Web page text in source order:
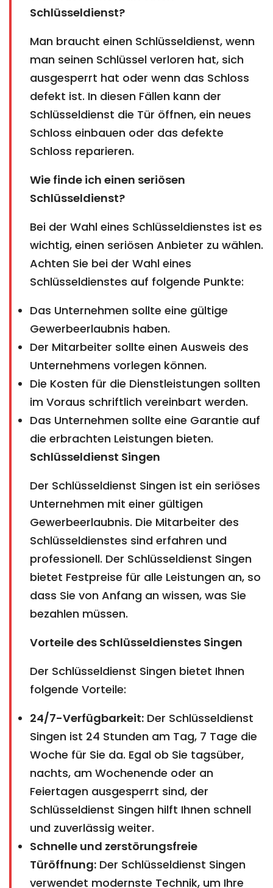
Schlüsseldienst?
Man braucht einen Schlüsseldienst, wenn
man seinen Schlüssel verloren hat, sich
ausgesperrt hat oder wenn das Schloss
defekt ist. In diesen Fällen kann der
Schlüsseldienst die Tür öffnen, ein neues
Schloss einbauen oder das defekte
Schloss reparieren.
Wie finde ich einen seriösen
Schlüsseldienst?
Bei der Wahl eines Schlüsseldienstes ist es
wichtig, einen seriösen Anbieter zu wählen.
Achten Sie bei der Wahl eines
Schlüsseldienstes auf folgende Punkte:
Das Unternehmen sollte eine gültige
Gewerbeerlaubnis haben.
Der Mitarbeiter sollte einen Ausweis des
Unternehmens vorlegen können.
Die Kosten für die Dienstleistungen sollten
im Voraus schriftlich vereinbart werden.
Das Unternehmen sollte eine Garantie auf
die erbrachten Leistungen bieten.
Schlüsseldienst Singen
Der Schlüsseldienst Singen ist ein seriöses
Unternehmen mit einer gültigen
Gewerbeerlaubnis. Die Mitarbeiter des
Schlüsseldienstes sind erfahren und
professionell. Der Schlüsseldienst Singen
bietet Festpreise für alle Leistungen an, so
dass Sie von Anfang an wissen, was Sie
bezahlen müssen.
Vorteile des Schlüsseldienstes Singen
Der Schlüsseldienst Singen bietet Ihnen
folgende Vorteile:
24/7-Verfügbarkeit: Der Schlüsseldienst
Singen ist 24 Stunden am Tag, 7 Tage die
Woche für Sie da. Egal ob Sie tagsüber,
nachts, am Wochenende oder an
Feiertagen ausgesperrt sind, der
Schlüsseldienst Singen hilft Ihnen schnell
und zuverlässig weiter.
Schnelle und zerstörungsfreie
Türöffnung: Der Schlüsseldienst Singen
verwendet modernste Technik, um Ihre